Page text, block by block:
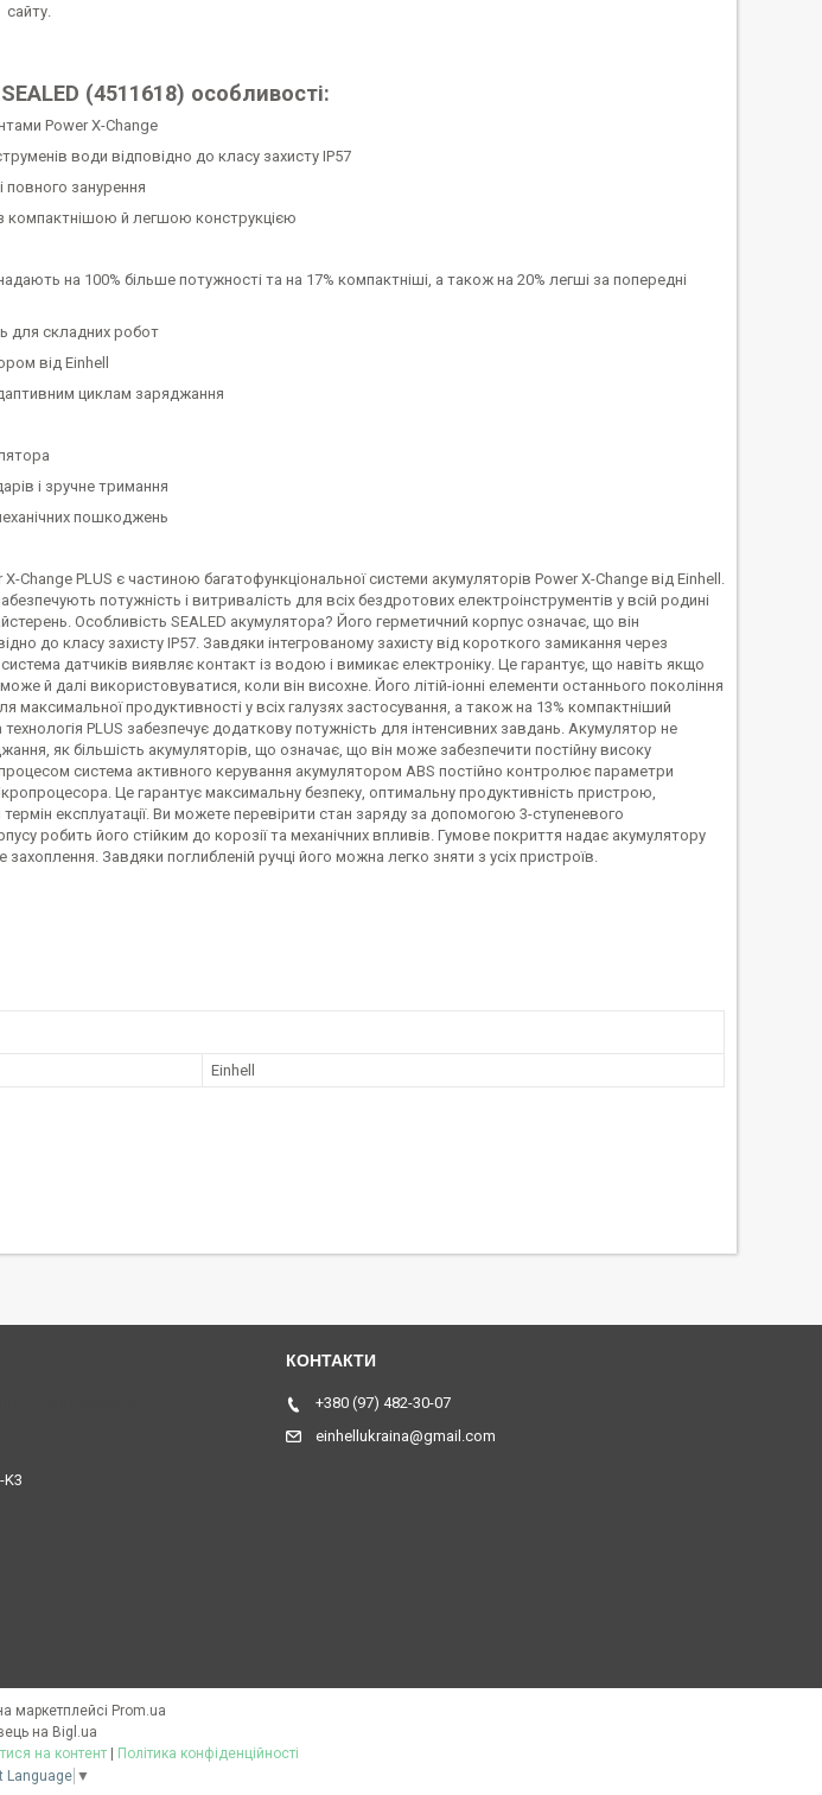
сайту.
(4511618) особливості:
Power X-Change
води відповідно до класу захисту IP57
повного занурення
компактнішою й легшою конструкцією
на 100% більше потужності та на 17% компактніші, а також на 20% легші за попередні
для складних робот
від Einhell
циклам заряджання
і зручне тримання
пошкоджень
Change PLUS є частиною багатофункціональної системи акумуляторів Power X-Change від Einhell.
потужність і витривалість для всіх бездротових електроінструментів у всій родині
Особливість SEALED акумулятора? Його герметичний корпус означає, що він
до класу захисту IP57. Завдяки інтегрованому захисту від короткого замикання через
датчиків виявляє контакт із водою і вимикає електроніку. Це гарантує, що навіть якщо
й далі використовуватися, коли він висохне. Його літій-іонні елементи останнього покоління
максимальної продуктивності у всіх галузях застосування, а також на 13% компактніший
PLUS забезпечує додаткову потужність для інтенсивних завдань. Акумулятор не
як більшість акумуляторів, що означає, що він може забезпечити постійну високу
система активного керування акумулятором ABS постійно контролює параметри
Це гарантує максимальну безпеку, оптимальну продуктивність пристрою,
експлуатації. Ви можете перевірити стан заряду за допомогою 3-ступеневого
робить його стійким до корозії та механічних впливів. Гумове покриття надає акумулятору
захоплення. Завдяки поглибленій ручці його можна легко зняти з усіх пристроїв.
Einhell
K3
+380 (97) 482-30-07
einhellukraina@gmail.com
маркетплейсі Prom.ua
на Bigl.ua
на контент
Політика конфіденційності
Language ▼